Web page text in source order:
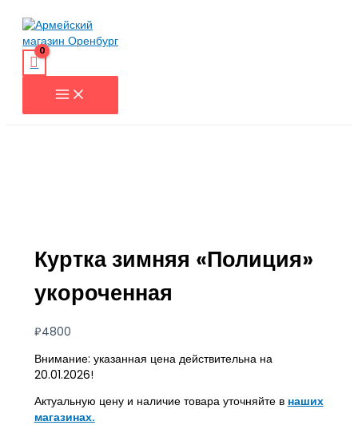
содержимому
Куртка зимняя «Полиция»
укороченная
₽4800
Внимание: указанная цена действительна на
20.01.2026!
Актуальную цену и наличие товара уточняйте в наших
магазинах.